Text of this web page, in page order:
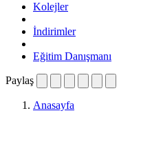
Kolejler
İndirimler
Eğitim Danışmanı
Paylaş
Anasayfa